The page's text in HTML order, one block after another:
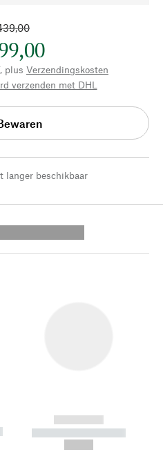
plus Verzendingskosten
verzenden met DHL
langer beschikbaar
------------
----------- -----------